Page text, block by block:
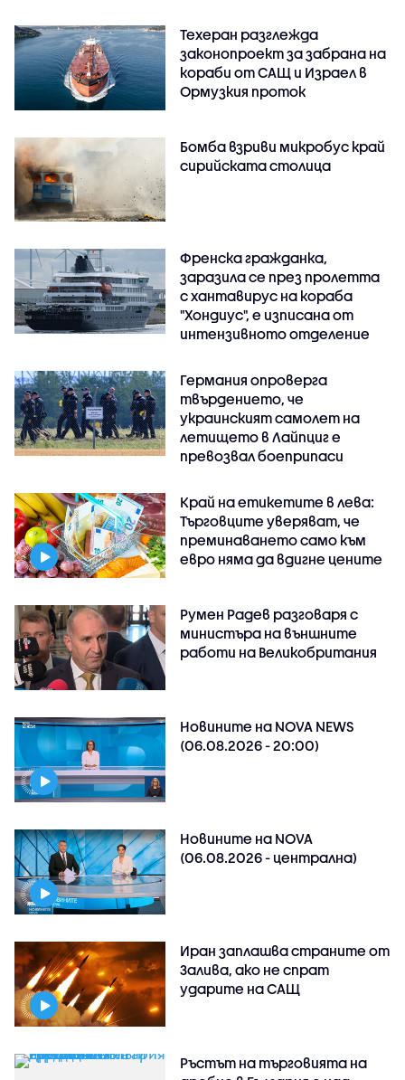
Техеран разглежда
законопроект за забрана на
кораби от САЩ и Израел в
Ормузкия проток
Бомба взриви микробус край
сирийската столица
Френска гражданка,
заразила се през пролетта
с хантавирус на кораба
"Хондиус", е изписана от
интензивното отделение
Германия опроверга
твърдението, че
украинският самолет на
летището в Лайпциг е
превозвал боеприпаси
Край на етикетите в лева:
Търговците уверяват, че
преминаването само към
евро няма да вдигне цените
Румен Радев разговаря с
министъра на външните
работи на Великобритания
Новините на NOVA NEWS
(06.08.2026 - 20:00)
Новините на NOVA
(06.08.2026 - централна)
Иран заплашва страните от
Залива, ако не спрат
ударите на САЩ
Ръстът на търговията на